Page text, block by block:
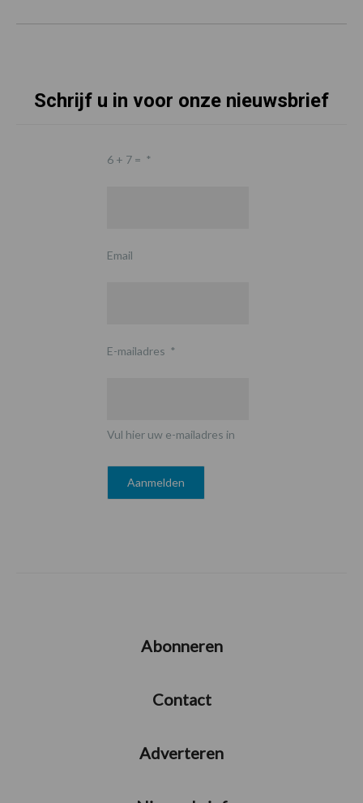
Schrijf u in voor onze nieuwsbrief
6 + 7 = *
Email
E-mailadres *
Vul hier uw e-mailadres in
Abonneren
Contact
Adverteren